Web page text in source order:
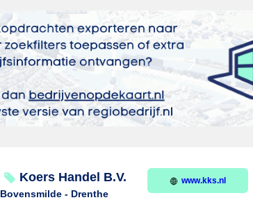
Koers Handel B.V.
Bovensmilde - Drenthe
www.kks.nl